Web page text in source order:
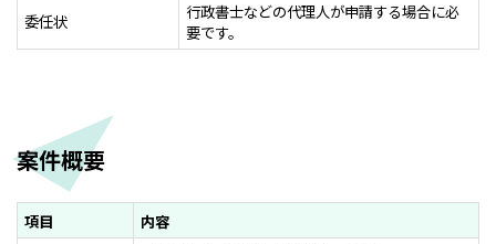
委任状
行政書士などの代理人が申請する場合に必
要です。
案件概要
項目 内容